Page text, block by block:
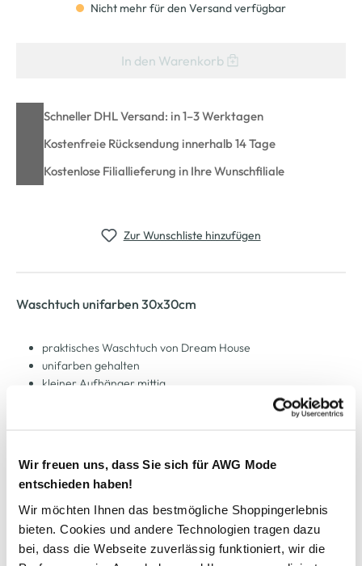
Wir freuen uns, dass Sie sich für AWG Mode
entschieden haben!
Wir möchten Ihnen das bestmögliche Shoppingerlebnis
bieten. Cookies und andere Technologien tragen dazu
bei, dass die Webseite zuverlässig funktioniert, wir die
Nicht mehr für den Versand verfügbar
In den Warenkorb
Schneller DHL Versand: in 1–3 Werktagen
Kostenfreie Rücksendung innerhalb 14 Tage
Kostenlose Filiallieferung in Ihre Wunschfiliale
Zur Wunschliste hinzufügen
Waschtuch unifarben 30x30cm
praktisches Waschtuch von Dream House
unifarben gehalten
kleiner Aufhänger mittig
AWG Artikelnummer
907073-grau
Material